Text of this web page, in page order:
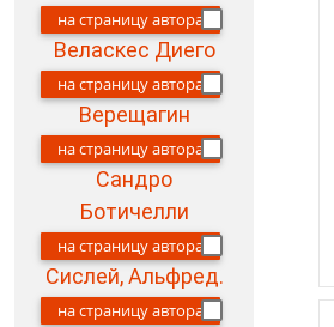
на страницу автора
Веласкес Диего
на страницу автора
Верещагин
на страницу автора
Сандро
Ботичелли
на страницу автора
Сислей, Альфред.
на страницу автора